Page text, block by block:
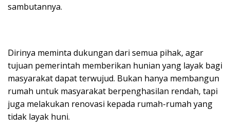
sambutannya.
Dirinya meminta dukungan dari semua pihak, agar
tujuan pemerintah memberikan hunian yang layak bagi
masyarakat dapat terwujud. Bukan hanya membangun
rumah untuk masyarakat berpenghasilan rendah, tapi
juga melakukan renovasi kepada rumah-rumah yang
tidak layak huni.